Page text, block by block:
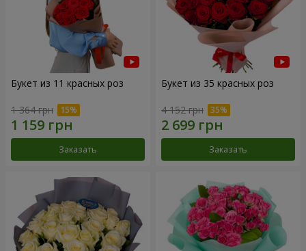
Букет из 11 красных роз
1 364 грн
Заказать
Букет из 35 красных роз
4 152 грн
Заказать